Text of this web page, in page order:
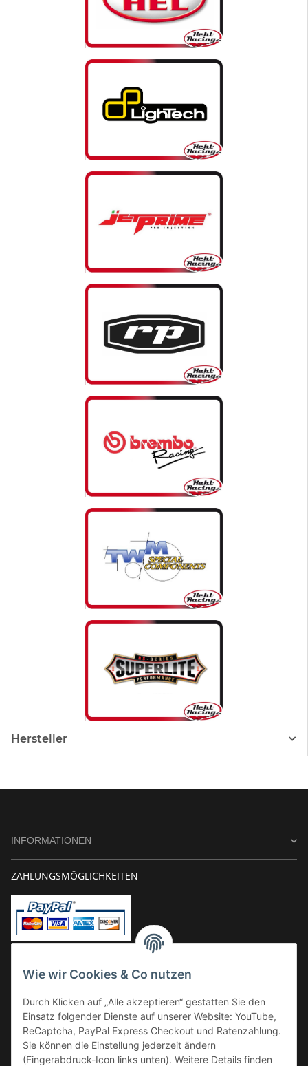
Wie wir Cookies & Co nutzen
Durch Klicken auf „Alle akzeptieren“ gestatten Sie den
Einsatz folgender Dienste auf unserer Website: YouTube,
ReCaptcha, PayPal Express Checkout und Ratenzahlung.
Sie können die Einstellung jederzeit ändern
(Fingerabdruck-Icon links unten). Weitere Details finden
Hersteller
INFORMATIONEN
ZAHLUNGSMÖGLICHKEITEN
Kauf auf Rechnung
VERSAND